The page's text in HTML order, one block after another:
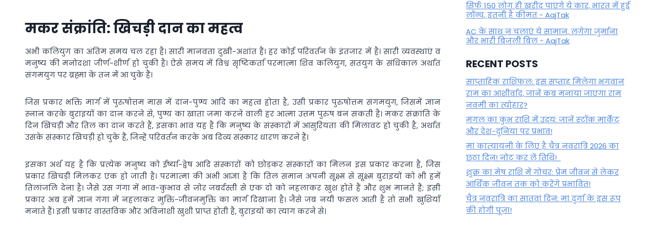
मकर संक्रांति: खिचड़ी दान का महत्व
अभी कलियुग का अंतिम समय चल रहा है। सारी मानवता दुखी-अशांत हैं। हर कोई परिवर्तन के इंतजार में है। सारी व्यवस्थाएं व
मनुष्य की मनोदशा जीर्ण-शीर्ण हो चुकी है। ऐसे समय में विश्व सृष्टिकर्ता परमात्मा शिव कलियुग, सतयुग के संधिकाल अर्थात
संगमयुग पर ब्रह्मा के तन में आ चुके हैं।
जिस प्रकार भक्ति मार्ग में पुरुषोत्तम मास में दान-पुण्य आदि का महत्व होता है, उसी प्रकार पुरुषोत्तम संगमयुग, जिसमें ज्ञान
स्नान करके बुराइयों का दान करने से, पुण्य का खाता जमा करने वाली हर आत्मा उत्तम पुरुष बन सकती है। मकर संक्रांति के
दिन खिचड़ी और तिल का दान करते हैं, इसका भाव यह है कि मनुष्य के संस्कारों में आसुरियता की मिलावट हो चुकी है, अर्थात
उसके संस्कार खिचड़ी हो चुके हैं, जिन्हें परिवर्तन करके अब दिव्य संस्कार धारण करने हैं।
इसका अर्थ यह है कि प्रत्येक मनुष्य को ईर्ष्या-द्वेष आदि संस्कारों को छोड़कर संस्कारों का मिलन इस प्रकार करना है, जिस
प्रकार खिचड़ी मिलकर एक हो जाती है। परमात्मा की अभी आज्ञा है कि तिल समान अपनी सूक्ष्म से सूक्ष्म बुराइयों को भी हमें
तिलांजलि देना है। जैसे उस गंगा में भाव-कुभाव से ज़ोर जबर्दस्ती से एक दो को नहलाकर खुश होते हैं और शुभ मानते हैं; इसी
प्रकार अब हमें ज्ञान गंगा में नहलाकर मुक्ति-जीवनमुक्ति का मार्ग दिखाना है। जैसे जब नयी फसल आती है तो सभी खुशियाँ
मनाते हैं। इसी प्रकार वास्तविक और अविनाशी खुशी प्राप्त होती है, बुराइयों का त्याग करने से।
सिर्फ 150 लोग ही खरीद पाएंगे ये कार, भारत में हुई
लॉन्च, इतनी है कीमत - AajTak
AC के साथ न चलाएं ये सामान, लगेगा जुर्माना
और भारी बिजली बिल - AajTak
RECENT POSTS
साप्ताहिक राशिफल: इस सप्ताह मिलेगा भगवान
राम का आशीर्वाद, जानें कब मनाया जाएगा राम
नवमी का त्योहार?
मंगल का कुंभ राशि में उदय: जानें स्‍टॉक मार्केट
और देश-दुनिया पर प्रभाव!
मां कात्‍यायनी के लिए है चैत्र नवरात्रि 2026 का
छठा दिन! नोट कर लें तिथि!
शुक्र का मेष राशि में गोचर: प्रेम जीवन से लेकर
आर्थिक जीवन तक को करेंगे प्रभावित!
चैत्र नवरात्रि का सातवां दिन: मां दुर्गा के इस रूप
की होगी पूजा!